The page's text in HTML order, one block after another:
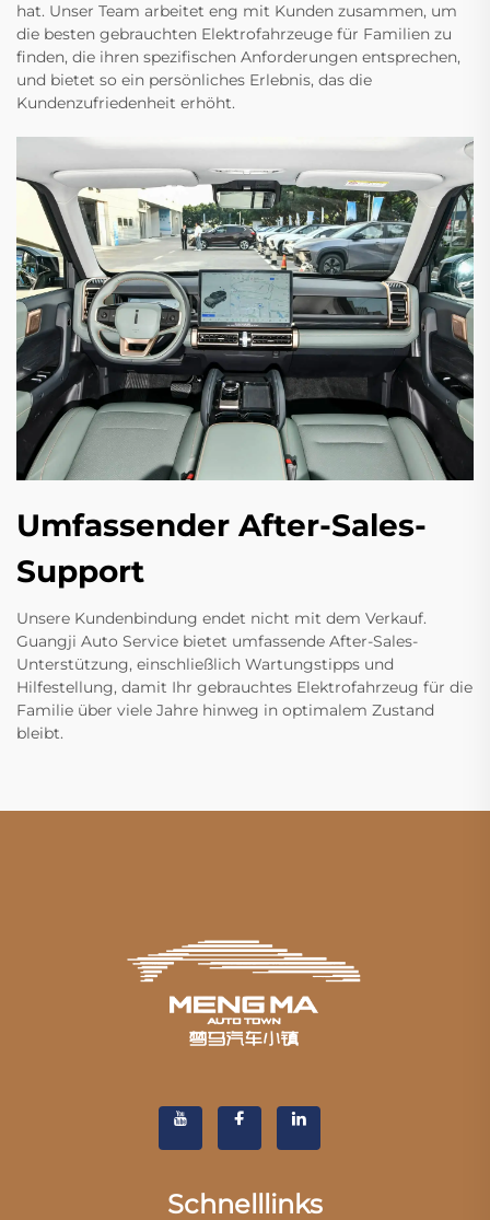
hat. Unser Team arbeitet eng mit Kunden zusammen, um
die besten gebrauchten Elektrofahrzeuge für Familien zu
finden, die ihren spezifischen Anforderungen entsprechen,
und bietet so ein persönliches Erlebnis, das die
Kundenzufriedenheit erhöht.
Umfassender After-Sales-
Support
Unsere Kundenbindung endet nicht mit dem Verkauf.
Guangji Auto Service bietet umfassende After-Sales-
Unterstützung, einschließlich Wartungstipps und
Hilfestellung, damit Ihr gebrauchtes Elektrofahrzeug für die
Familie über viele Jahre hinweg in optimalem Zustand
bleibt.
Schnelllinks